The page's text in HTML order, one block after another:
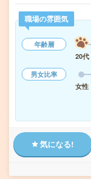
職場の雰囲気
年齢層
20代
男女比率
女性
気になる!